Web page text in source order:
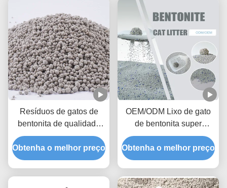
Resíduos de gatos de
bentonita de qualidade
profissional com
aglomeração rápida e
gestão de odores
Obtenha o melhor preço
OEM/ODM Lixo de gato
de bentonita super
absorvente com carvão
ativado e tecnologia de
controle de poeira
Obtenha o melhor preço